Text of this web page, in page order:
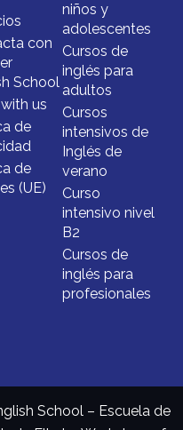
con
School
us
de
de
(UE)
niños y
adolescentes
Cursos de
inglés para
adultos
Cursos
intensivos de
Inglés de
verano
Curso
intensivo nivel
B2
Cursos de
inglés para
profesionales
School – Escuela de